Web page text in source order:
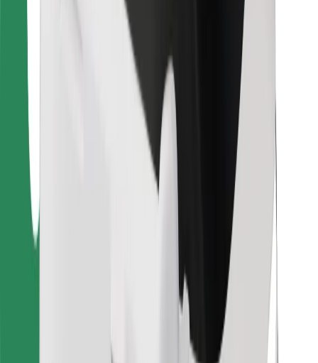
Noteikumi un nosacījumi
Saņem braucienu minūšu laikā!
Lejupielādē Bolt lietotni